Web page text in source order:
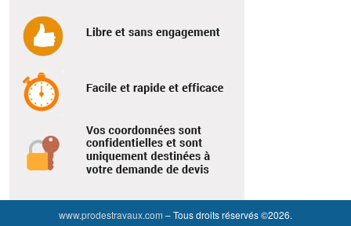
www.prodestravaux.com – Tous droits réservés ©2026.